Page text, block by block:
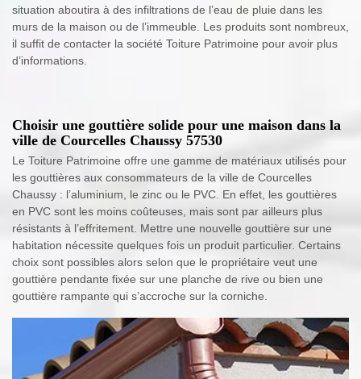
situation aboutira à des infiltrations de l’eau de pluie dans les
murs de la maison ou de l’immeuble. Les produits sont nombreux,
il suffit de contacter la société Toiture Patrimoine pour avoir plus
d’informations.
Choisir une gouttière solide pour une maison dans la
ville de Courcelles Chaussy 57530
Le Toiture Patrimoine offre une gamme de matériaux utilisés pour
les gouttières aux consommateurs de la ville de Courcelles
Chaussy : l’aluminium, le zinc ou le PVC. En effet, les gouttières
en PVC sont les moins coûteuses, mais sont par ailleurs plus
résistants à l’effritement. Mettre une nouvelle gouttière sur une
habitation nécessite quelques fois un produit particulier. Certains
choix sont possibles alors selon que le propriétaire veut une
gouttière pendante fixée sur une planche de rive ou bien une
gouttière rampante qui s’accroche sur la corniche.